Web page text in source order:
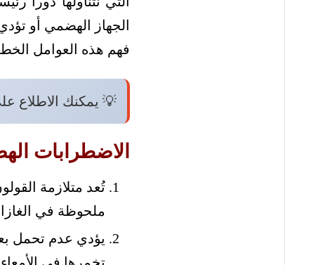
الجهاز الهضمي أو
فهم هذه العوامل
💡 يمكنك الاطلاع
الاضطرابات
تُعد متلازمة
ملحوظة في
يؤدي عدم تحمل